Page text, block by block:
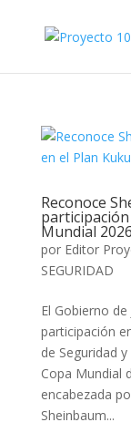
Reconoce
Mundial 2026
por Editor
SEGURIDAD
El Gobierno
participación
de Seguridad
Copa Mundial
encabezada
Sheinbaum...